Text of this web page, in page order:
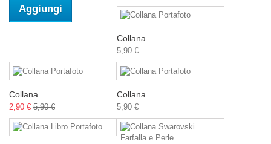
Aggiungi
Collana...
5,90 €
Collana...
2,90 € 5,90 €
Collana...
5,90 €